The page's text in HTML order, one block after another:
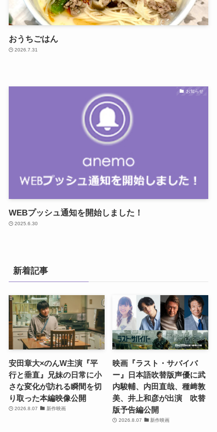
おうちごはん
2026.7.31
お知らせ
WEBプッシュ通知を開始しました！
2025.6.30
新着記事
安田章大×のんW主演『平
行と垂直』兄妹の日常に小
さな変化が訪れる瞬間を切
り取った本編映像公開
2026.8.07 新作映画
映画『ラスト・サバイバ
ー』日本語吹替版声優に武
内駿輔、内田直哉、種﨑敦
美、井上和彦が出演 吹替
版予告編公開
2026.8.07 新作映画